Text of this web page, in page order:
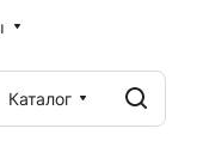
Каталог